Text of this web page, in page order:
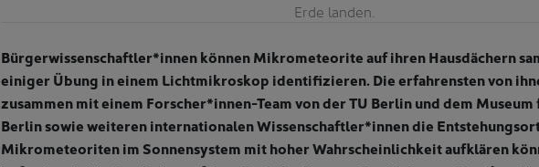
Erde landen.
Bürgerwissenschaftler*innen können Mikrometeorite auf ihren Hausdächern
einiger Übung in einem Lichtmikroskop identifizieren. Die erfahrensten von
zusammen mit einem Forscher*innen-Team von der TU Berlin und dem
Berlin sowie weiteren internationalen Wissenschaftler*innen die
Mikrometeoriten im Sonnensystem mit hoher Wahrscheinlichkeit aufklären